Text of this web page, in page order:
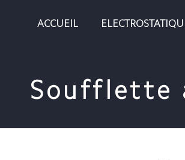
ACCUEIL
Soufflette